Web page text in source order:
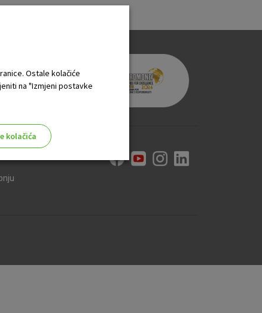
Ostale kolačiće
na "Izmjeni postavke
kolačića